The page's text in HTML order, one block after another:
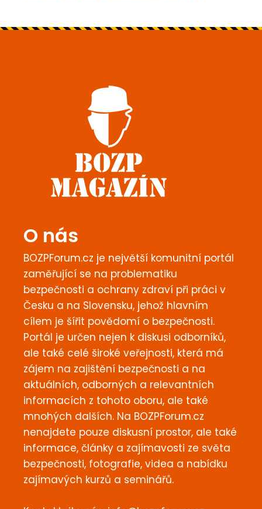
O nás
BOZPForum.cz je největší komunitní portál
zaměřující se na problematiku
bezpečnosti a ochrany zdraví při práci v
Česku a na Slovensku, jehož hlavním
cílem je šířit povědomí o bezpečnosti.
Portál je určen nejen k diskusi odborníků,
ale také celé široké veřejnosti, která má
zájem na zajištění bezpečnosti a na
aktuálních, odborných a relevantních
informacích z tohoto oboru, ale také
mnohých dalších. Na BOZPForum.cz
nenajdete pouze diskusní prostor, ale také
informace, články a zajímavosti ze světa
bezpečnosti, fotografie, videa a nabídku
zajímavých kurzů a seminářů.